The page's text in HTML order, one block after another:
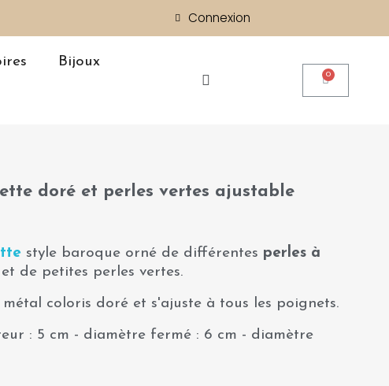
Connexion
Bijoux
doré et perles vertes ajustable
style baroque orné de différentes perles à
de petites perles vertes.
coloris doré et s'ajuste à tous les poignets.
: 5 cm - diamètre fermé : 6 cm - diamètre